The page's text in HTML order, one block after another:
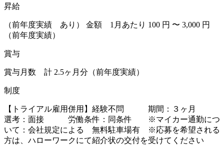
昇給
（前年度実績 あり） 金額 1月あたり 100 円 〜 3,000 円
（前年度実績）
賞与
賞与月数 計 2.5ヶ月分（前年度実績）
制度
【トライアル雇用併用】経験不問 期間：３ヶ月
選考：面接 労働条件：同条件 ※マイカー通勤につ
いて：会社規定による 無料駐車場有 ※応募を希望される
方は、ハローワークにて紹介状の交付を受けてください